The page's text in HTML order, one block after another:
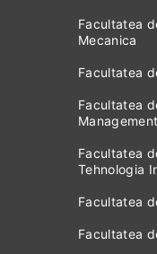
Facultatea
Mecanica
Facultatea
Facultatea
Facultatea
Tehnologia
Facultatea
Facultatea